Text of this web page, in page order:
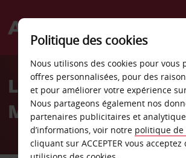
Welcome
AvisLocation de
Marina
Politique des cookies
Nous utilisons des cookies pour vous
offres personnalisées, pour des
et pour améliorer votre expérience
Nous partageons également nos
partenaires publicitaires et
d’informations, voir notre politique de
cliquant sur ACCEPTER vous acceptez